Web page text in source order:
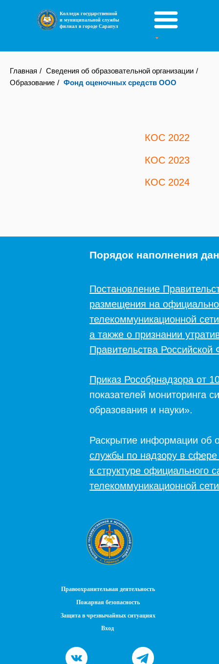
Колледж государственной
и муниципальной службы
филиал в городе Сарапул
Фонд оценочных средств ООО
Главная / Сведения об образовательной организации /
Образование / Фонд оценочных средств ООО
КОС 2022
КОС 2023
КОС 2024
Приказ Рособрнадзора от
показателей мониторинга
образования и науки».
Раскрытие информации об
службы по надзору в
к структуре официального
телекоммуникационной
Порядок наполнения
Постановление
размещения на
телекоммуникационной
а также о признании
Правительства Российской
Правоохранительная деятельность
Пожарная безопасность
Защита в чрезвычайных ситуациях
Вход